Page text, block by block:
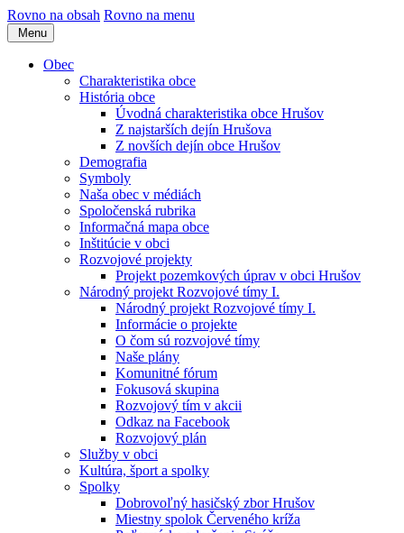
Rovno na obsah Rovno na menu
Menu
Obec
Charakteristika obce
História obce
Úvodná charakteristika obce Hrušov
Z najstarších dejín Hrušova
Z novších dejín obce Hrušov
Demografia
Symboly
Naša obec v médiách
Spoločenská rubrika
Informačná mapa obce
Inštitúcie v obci
Rozvojové projekty
Projekt pozemkových úprav v obci Hrušov
Národný projekt Rozvojové tímy I.
Národný projekt Rozvojové tímy I.
Informácie o projekte
O čom sú rozvojové tímy
Naše plány
Komunitné fórum
Fokusová skupina
Rozvojový tím v akcii
Odkaz na Facebook
Rozvojový plán
Služby v obci
Kultúra, šport a spolky
Spolky
Dobrovoľný hasičský zbor Hrušov
Miestny spolok Červeného kríža